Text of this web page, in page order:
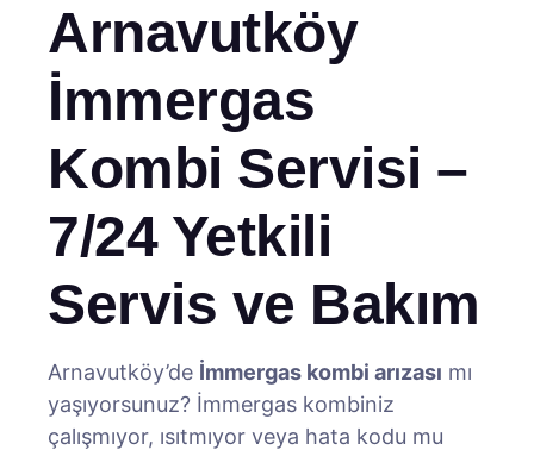
Arnavutköy
İmmergas
Kombi Servisi –
7/24 Yetkili
Servis ve Bakım
Arnavutköy’de İmmergas kombi arızası mı
yaşıyorsunuz? İmmergas kombiniz
çalışmıyor, ısıtmıyor veya hata kodu mu